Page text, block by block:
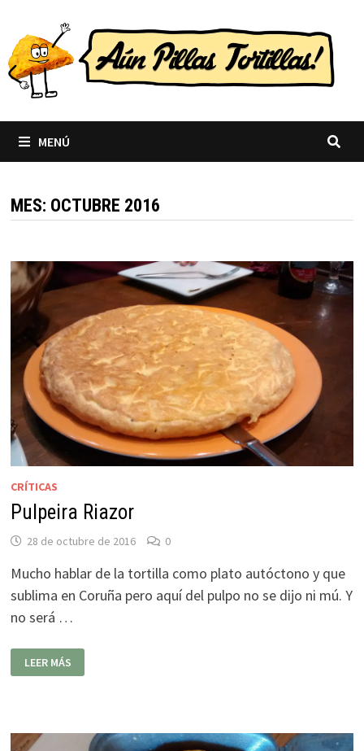
contenido
MENÚ
MES: OCTUBRE 2016
CRÍTICAS
Pulpeira Riazor
28 de octubre de 2016 0
Mucho hablar de la tortilla como plato autóctono y que
sublima en Coruña pero aquí del pulpo no se dijo ni mú. Y
no será …
PULPEIRA
RIAZOR
LEER MÁS